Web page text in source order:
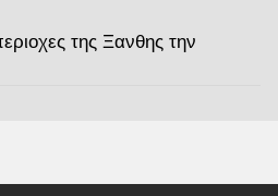
της Ξανθης την